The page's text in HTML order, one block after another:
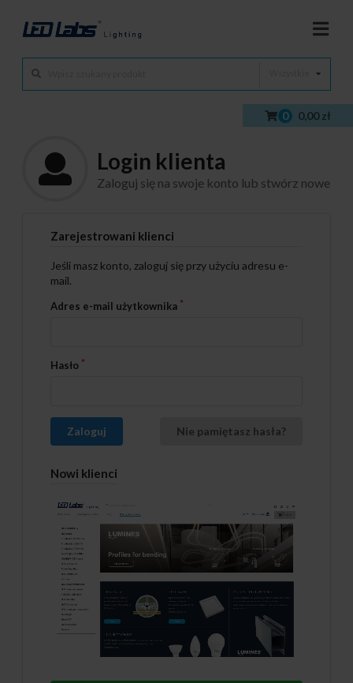
0 0,00 zł
Login klienta
Zaloguj się na swoje konto lub stwórz nowe
Zarejestrowani klienci
Jeśli masz konto, zaloguj się przy użyciu adresu e-
mail.
Adres e-mail użytkownika
Hasło
Zaloguj Nie pamiętasz hasła?
Nowi klienci